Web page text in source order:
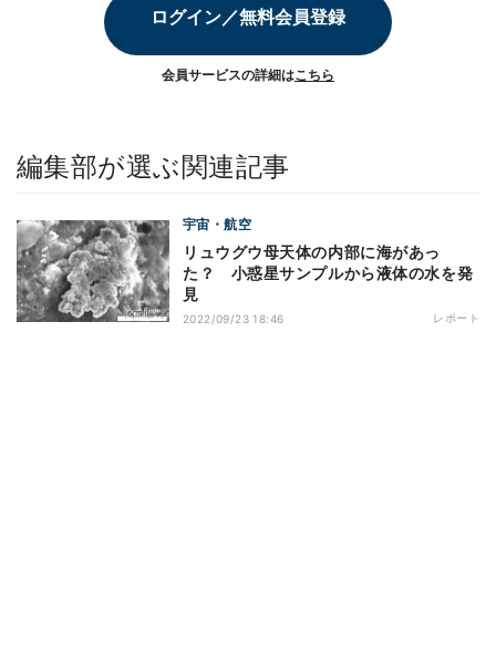
ログイン／無料会員登録
会員サービスの詳細はこちら
編集部が選ぶ関連記事
宇宙・航空
リュウグウ母天体の内部に海があっ
た？ 小惑星サンプルから液体の水を発
見
2022/09/23 18:46 レポート